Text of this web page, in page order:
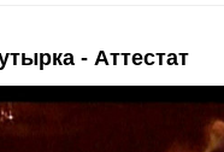
- Аттестат